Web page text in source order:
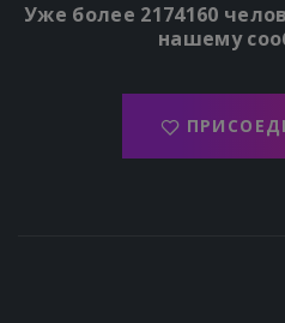
Уже более 2174160
нашему